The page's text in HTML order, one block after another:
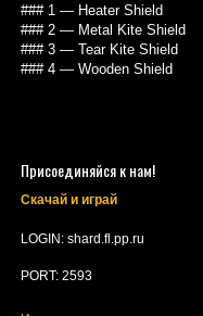
### 1 — Heater Shield
### 2 — Metal Kite Shield
### 3 — Tear Kite Shield
### 4 — Wooden Shield
Присоединяйся к нам!
Скачай и играй
LOGIN: shard.fl.pp.ru
PORT: 2593